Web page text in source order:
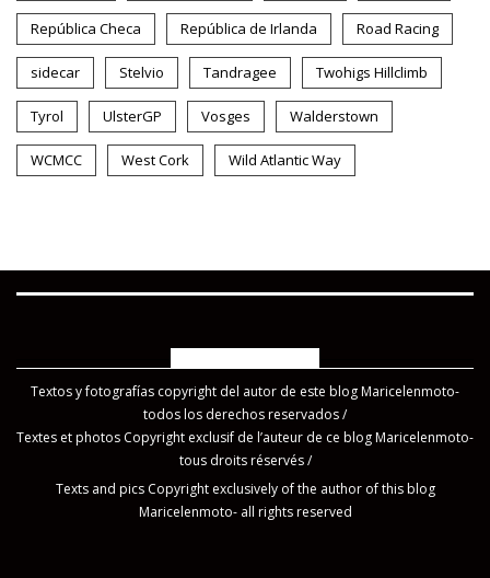
República Checa República de Irlanda Road Racing
sidecar Stelvio Tandragee Twohigs Hillclimb
Tyrol UlsterGP Vosges Walderstown
WCMCC West Cork Wild Atlantic Way
Textos y fotografías copyright del autor de este blog Maricelenmoto-
todos los derechos reservados /
Textes et photos Copyright exclusif de l’auteur de ce blog Maricelenmoto-
tous droits réservés /
Texts and pics Copyright exclusively of the author of this blog
Maricelenmoto- all rights reserved